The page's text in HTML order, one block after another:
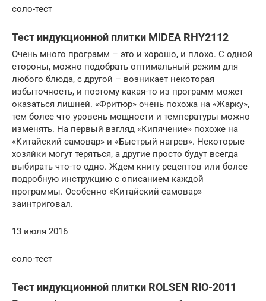
соло-тест
Тест индукционной плитки MIDEA RHY2112
Очень много программ – это и хорошо, и плохо. С одной
стороны, можно подобрать оптимальный режим для
любого блюда, с другой – возникает некоторая
избыточность, и поэтому какая-то из программ может
оказаться лишней. «Фритюр» очень похожа на «Жарку»,
тем более что уровень мощности и температуры можно
изменять. На первый взгляд «Кипячение» похоже на
«Китайский самовар» и «Быстрый нагрев». Некоторые
хозяйки могут теряться, а другие просто будут всегда
выбирать что-то одно. Ждем книгу рецептов или более
подробную инструкцию с описанием каждой
программы. Особенно «Китайский самовар»
заинтриговал.
13 июля 2016
соло-тест
Тест индукционной плитки ROLSEN RIO-2011